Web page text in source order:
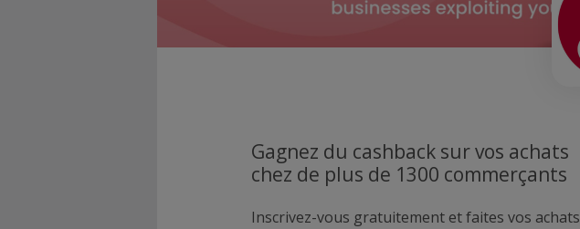
Gagnez du cashback sur vos achats
chez de plus de 1300 commerçants
Inscrivez-vous gratuitement et faites vos achats